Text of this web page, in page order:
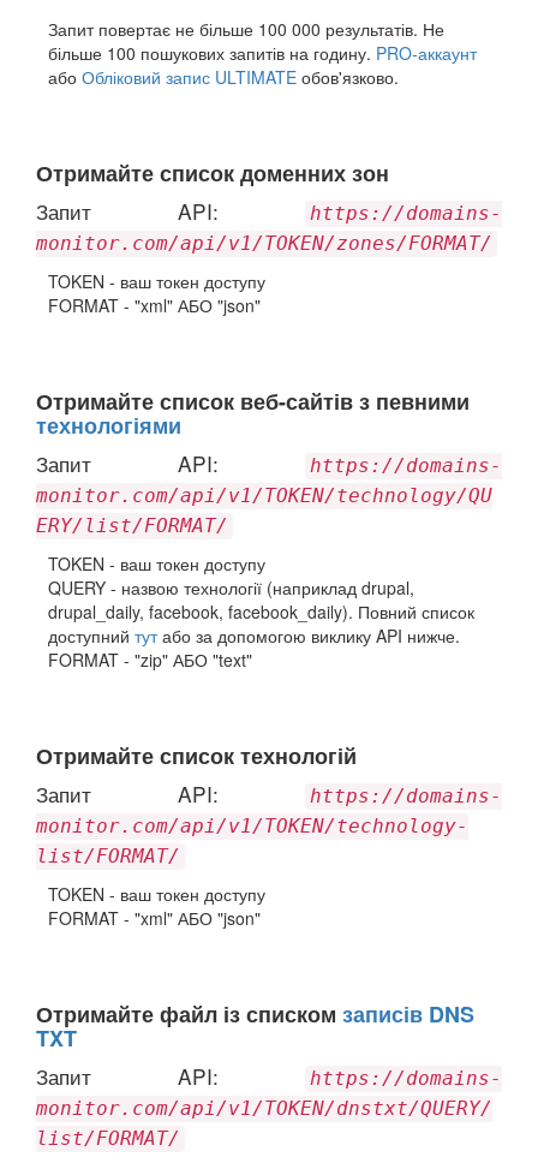
Запит повертає не більше 100 000 результатів. Не
більше 100 пошукових запитів на годину. PRO-аккаунт
або Обліковий запис ULTIMATE обов'язково.
Отримайте список доменних зон
Запит API:
https://domains-
monitor.com/api/v1/TOKEN/zones/FORMAT/
TOKEN - ваш токен доступу
FORMAT - "xml" АБО "json"
Отримайте список веб-сайтів з певними
технологіями
Запит API:
https://domains-
monitor.com/api/v1/TOKEN/technology/QU
ERY/list/FORMAT/
TOKEN - ваш токен доступу
QUERY - назвою технології (наприклад drupal,
drupal_daily, facebook, facebook_daily). Повний список
доступний тутабо за допомогою виклику API нижче.
FORMAT - "zip" АБО "text"
Отримайте список технологій
Запит API:
https://domains-
monitor.com/api/v1/TOKEN/technology-
list/FORMAT/
TOKEN - ваш токен доступу
FORMAT - "xml" АБО "json"
Отримайте файл із списком записів DNS
TXT
Запит API:
https://domains-
monitor.com/api/v1/TOKEN/dnstxt/QUERY/
list/FORMAT/